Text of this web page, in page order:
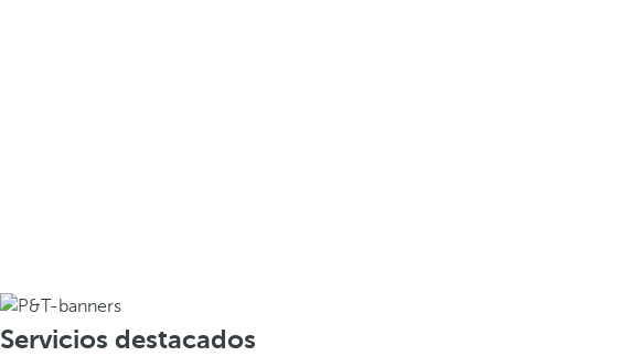
Servicios destacados